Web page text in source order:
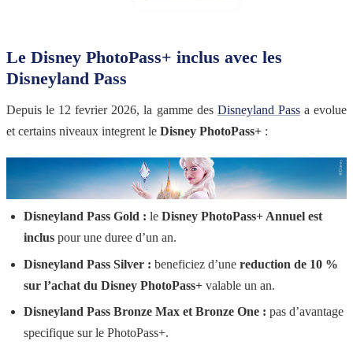
Le Disney PhotoPass+ inclus avec les
Disneyland Pass
Depuis le 12 fevrier 2026, la gamme des Disneyland Passa evolue
et certains niveaux integrent le Disney PhotoPass+ :
Disneyland Pass Gold : leDisney PhotoPass+ Annuel est
inclus pour une duree d’un an.
Disneyland Pass Silver : beneficiez d’unereduction de 10 %
sur l’achat du Disney PhotoPass+ valable un an.
Disneyland Pass Bronze Max et Bronze One : pas d’avantage
specifique sur le PhotoPass+.